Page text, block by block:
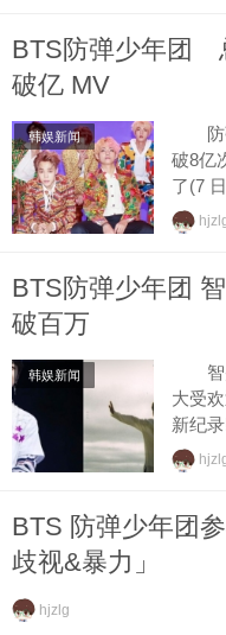
BTS防弹少年团
破亿 MV
韩娱新闻
防弹
破8亿
了(7
Minaj
BTS防弹少年团
破百万
韩娱新闻
智旻
大受
新纪
示，
100 万
BTS 防弹少年团
歧视&暴力」
hjzlg